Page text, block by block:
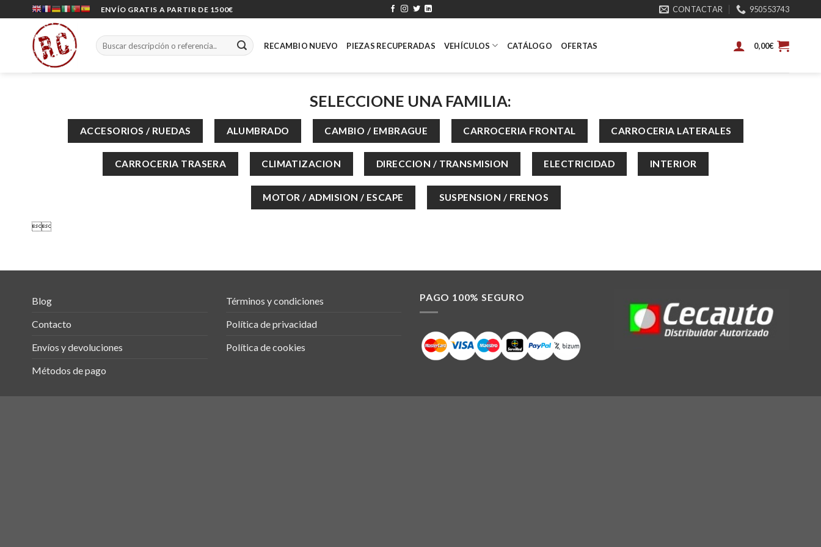
ENVÍO GRATIS A PARTIR DE 1500€ CONTACTAR 950553743
Buscar
por:
RECAMBIO NUEVO PIEZAS RECUPERADAS VEHÍCULOS CATÁLOGO OFERTAS 0,00€
SELECCIONE UNA FAMILIA:

Blog
Contacto
Envíos y devoluciones
Métodos de pago
Términos y condiciones
Política de privacidad
Política de cookies
PAGO 100% SEGURO